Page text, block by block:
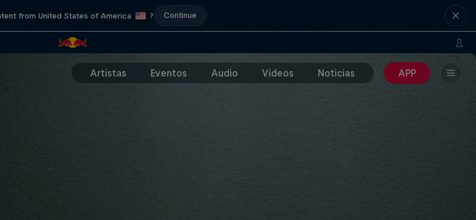
from United States of America ? Continue
Artistas Eventos Audio Videos Noticias APP